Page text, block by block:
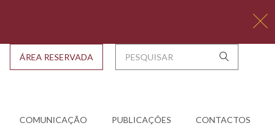
COMUNICAÇÃO PUBLICAÇÕES CONTACTOS
ÁREA RESERVADA